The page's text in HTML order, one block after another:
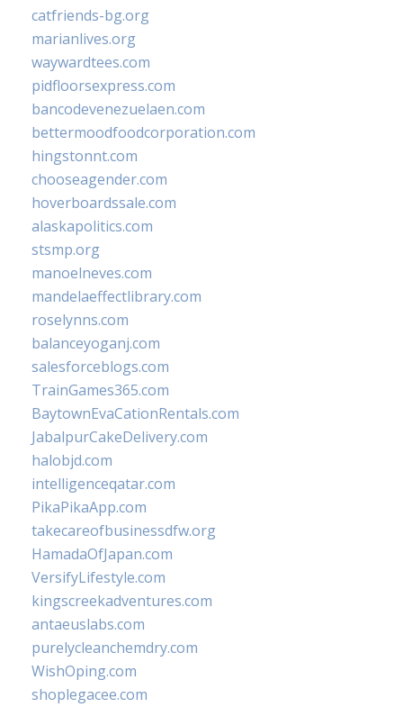
catfriends-bg.org
marianlives.org
waywardtees.com
pidfloorsexpress.com
bancodevenezuelaen.com
bettermoodfoodcorporation.com
hingstonnt.com
chooseagender.com
hoverboardssale.com
alaskapolitics.com
stsmp.org
manoelneves.com
mandelaeffectlibrary.com
roselynns.com
balanceyoganj.com
salesforceblogs.com
TrainGames365.com
BaytownEvaCationRentals.com
JabalpurCakeDelivery.com
halobjd.com
intelligenceqatar.com
PikaPikaApp.com
takecareofbusinessdfw.org
HamadaOfJapan.com
VersifyLifestyle.com
kingscreekadventures.com
antaeuslabs.com
purelycleanchemdry.com
WishOping.com
shoplegacee.com